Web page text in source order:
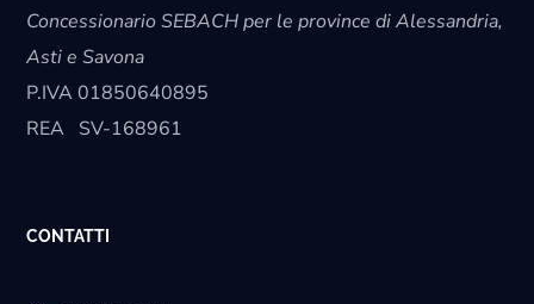
Concessionario SEBACH per le province di Alessandria,
Asti e Savona
P.IVA01850640895
REA SV-168961
CONTATTI